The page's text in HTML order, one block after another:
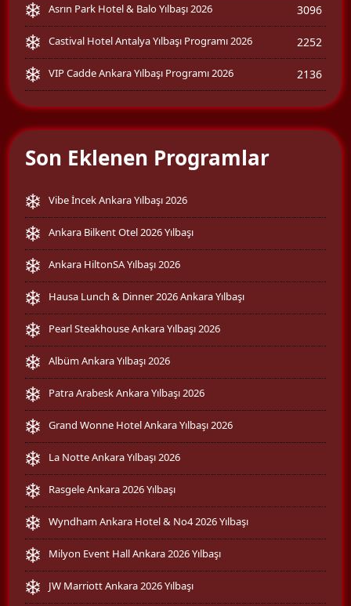
Asrın Park Hotel & Balo Yılbaşı 2026 3096
Castival Hotel Antalya Yılbaşı Programı 2026 2252
VIP Cadde Ankara Yılbaşı Programı 2026 2136
Son Eklenen Programlar
Vibe İncek Ankara Yılbaşı 2026
Ankara Bilkent Otel 2026 Yılbaşı
Ankara HiltonSA Yılbaşı 2026
Hausa Lunch & Dinner 2026 Ankara Yılbaşı
Pearl Steakhouse Ankara Yılbaşı 2026
Albüm Ankara Yılbaşı 2026
Patra Arabesk Ankara Yılbaşı 2026
Grand Wonne Hotel Ankara Yılbaşı 2026
La Notte Ankara Yılbaşı 2026
Rasgele Ankara 2026 Yılbaşı
Wyndham Ankara Hotel & No4 2026 Yılbaşı
Milyon Event Hall Ankara 2026 Yılbaşı
JW Marriott Ankara 2026 Yılbaşı